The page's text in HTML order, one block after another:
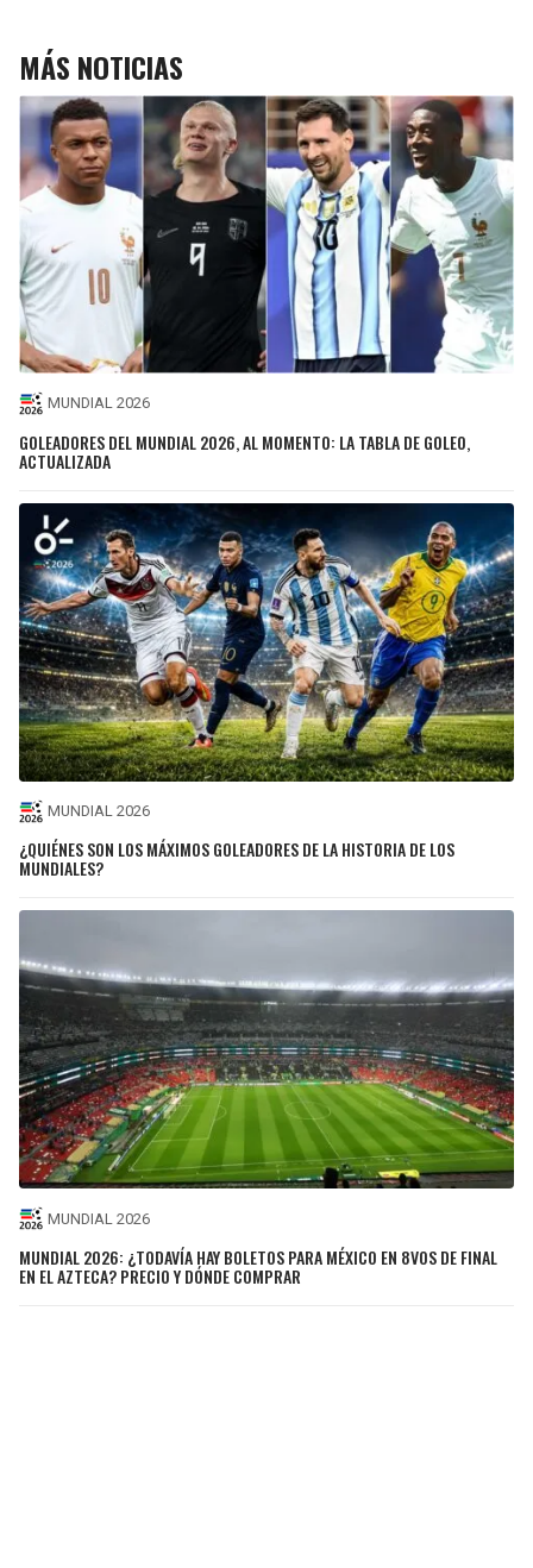
MÁS NOTICIAS
MUNDIAL 2026
GOLEADORES DEL MUNDIAL 2026, AL MOMENTO: LA TABLA DE GOLEO,
ACTUALIZADA
MUNDIAL 2026
¿QUIÉNES SON LOS MÁXIMOS GOLEADORES DE LA HISTORIA DE LOS
MUNDIALES?
MUNDIAL 2026
MUNDIAL 2026: ¿TODAVÍA HAY BOLETOS PARA MÉXICO EN 8VOS DE FINAL
EN EL AZTECA? PRECIO Y DÓNDE COMPRAR